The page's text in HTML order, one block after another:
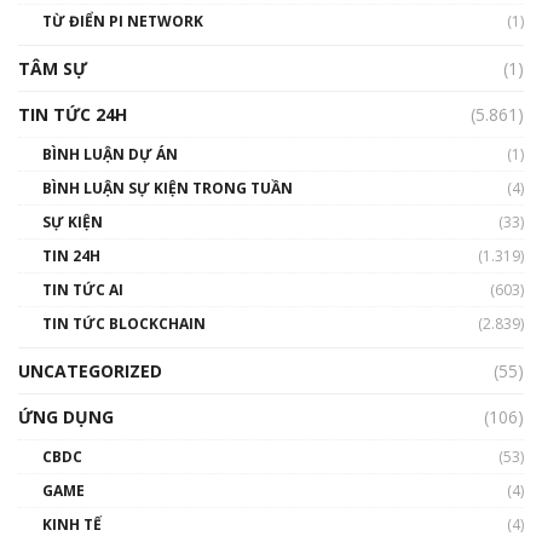
01:29:26
TỪ ĐIỂN PI NETWORK
(1)
TÂM SỰ
(1)
TIN TỨC 24H
(5.861)
BÌNH LUẬN DỰ ÁN
(1)
BÌNH LUẬN SỰ KIỆN TRONG TUẦN
(4)
SỰ KIỆN
(33)
TIN 24H
(1.319)
TIN TỨC AI
(603)
TIN TỨC BLOCKCHAIN
(2.839)
UNCATEGORIZED
(55)
ỨNG DỤNG
(106)
CBDC
(53)
GAME
(4)
KINH TẾ
(4)